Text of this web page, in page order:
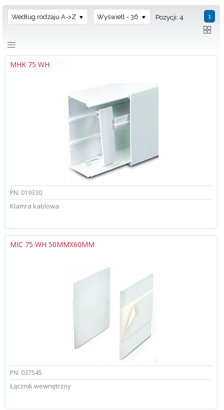
1
Według rodzaju A->Z Wyświetl - 36 Pozycji: 4
MHK 75 WH
PN: 019330
Klamra kablowa
MIC 75 WH 50MMX60MM
PN: 037545
Łącznik wewnętrzny